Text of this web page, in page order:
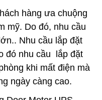
hàng ưa chuộng
mỹ. Do đó, nhu cầu
Nhu cầu lắp đặt
đó nhu cầu lắp đặt
khi mất điện mà
ngày càng cao.